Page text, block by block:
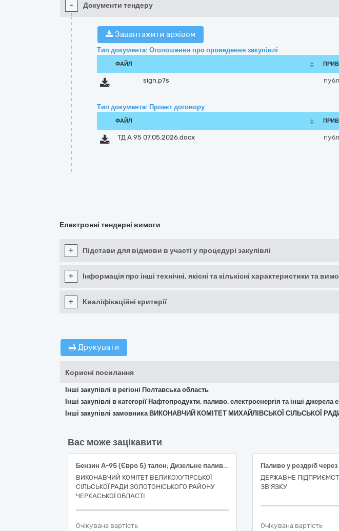
- Документи тендеру
Завантажити архівом
Тип документа: Оголошення про проведення закупівлі
ФАЙЛ
sign.p7s
Тип документа: Проект договору
ФАЙЛ
ТД А 95 07.05.2026.docx
Електронні тендерні вимоги
+ Підстави для відмови в участі у процедурі закупівлі
+ Інформація про інші технічні, якісні та кількісні характеристики та
+ Кваліфікаційні критерії
Друкувати
Корисні посилання
Інші закупівлі в регіоні Полтавська область
Інші закупівлі в категорії Нафтопродукти, паливо, електроенергія та інші джерела
Інші закупівлі замовника ВИКОНАВЧИЙ КОМІТЕТ МИХАЙЛІВСЬКОЇ СІЛЬСЬКОЇ
Вас може зацікавити
Бензин А-95 (Євро 5) талон; Дизельне паливо (Євро 5) талон
ВИКОНАВЧИЙ КОМІТЕТ ВЕЛИКОХУТІРСЬКОЇ
СІЛЬСЬКОЇ РАДИ ЗОЛОТОНІСЬКОГО РАЙОНУ
ЧЕРКАСЬКОЇ ОБЛАСТІ
Очікувана вартість
ДЕРЖАВНЕ
ЗВ'ЯЗКУ
Очікувана вартість